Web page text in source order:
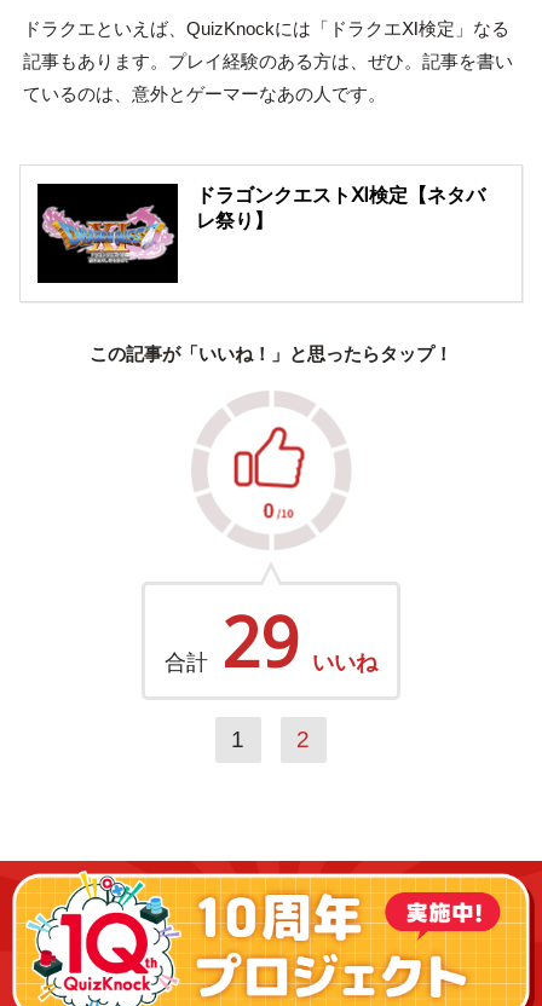
ドラクエといえば、QuizKnockには「ドラクエⅪ検定」なる
記事もあります。プレイ経験のある方は、ぜひ。記事を書い
ているのは、意外とゲーマーなあの人です。
ドラゴンクエストⅪ検定【ネタバ
レ祭り】
この記事が「いいね！」と思ったらタップ！
合計 29 いいね
1 2